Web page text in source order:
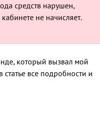
средств нарушен,
не начисляет.
который вызвал мой
все подробности и